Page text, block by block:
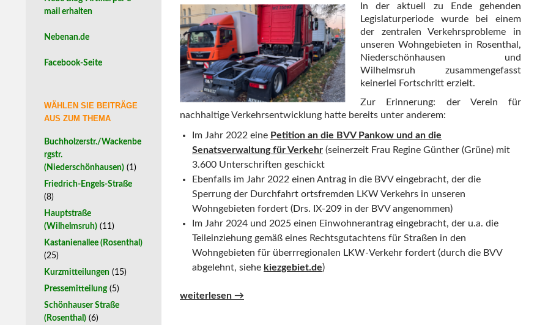
In der aktuell zu Ende gehenden
Legislaturperiode wurde bei einem
der zentralen Verkehrsprobleme in
unseren Wohngebieten in Rosenthal,
Niederschönhausen und
Wilhelmsruh zusammengefasst
keinerlei Fortschritt erzielt.
Zur Erinnerung: der Verein für
nachhaltige Verkehrsentwicklung hatte bereits unter anderem:
Im Jahr 2022 eine Petition an die BVV Pankow und an die
Senatsverwaltung für Verkehr (seinerzeit Frau Regine Günther (Grüne) mit
3.600 Unterschriften geschickt
Ebenfalls im Jahr 2022 einen Antrag in die BVV eingebracht, der die
Sperrung der Durchfahrt ortsfremden LKW Verkehrs in unseren
Wohngebieten fordert (Drs. IX-209 in der BVV angenommen)
Im Jahr 2024 und 2025 einen Einwohnerantrag eingebracht, der u.a. die
Teileinziehung gemäß eines Rechtsgutachtens für Straßen in den
Wohngebieten für überrregionalen LKW-Verkehr fordert (durch die BVV
abgelehnt, siehe kiezgebiet.de)
Donnernde, krachende und lärmende LKW in unseren Wohngebieten ohne Ende
weiterlesen →
mail erhalten
Nebenan.de
Facebook-Seite
WÄHLEN SIE BEITRÄGE
AUS ZUM THEMA
Buchholzerstr./Wackenbe
rgstr.
(Niederschönhausen) (1)
Friedrich-Engels-Straße
(8)
Hauptstraße
(Wilhelmsruh) (11)
Kastanienallee (Rosenthal)
(25)
Kurzmitteilungen (15)
Pressemitteilung(5)
Schönhauser Straße
(Rosenthal) (6)